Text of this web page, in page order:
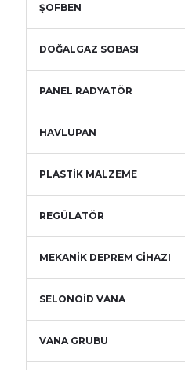
ŞOFBEN
DOĞALGAZ SOBASI
PANEL RADYATÖR
HAVLUPAN
PLASTİK MALZEME
REGÜLATÖR
MEKANİK DEPREM CİHAZI
SELONOİD VANA
VANA GRUBU